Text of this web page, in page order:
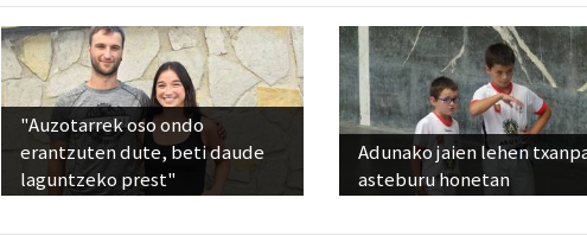
"Auzotarrek oso ondo
erantzuten dute, beti daude
laguntzeko prest"
Adunako jaien lehen
asteburu honetan